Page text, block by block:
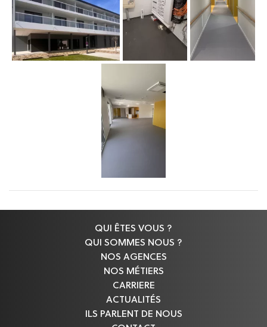
QUI ÊTES VOUS ?
QUI SOMMES NOUS ?
NOS AGENCES
NOS MÉTIERS
CARRIERE
ACTUALITÉS
ILS PARLENT DE NOUS